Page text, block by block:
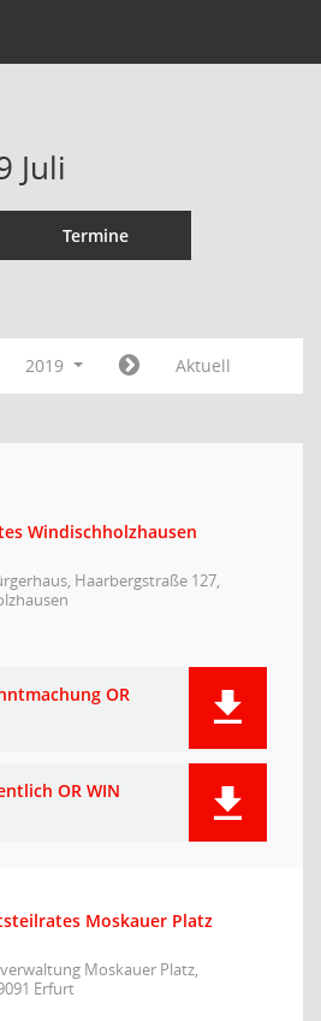
Juli
Termine
2019 Aktuell
Windischholzhausen
Haarbergstraße 127,
OR
OR WIN
Moskauer Platz
Moskauer Platz,
Erfurt